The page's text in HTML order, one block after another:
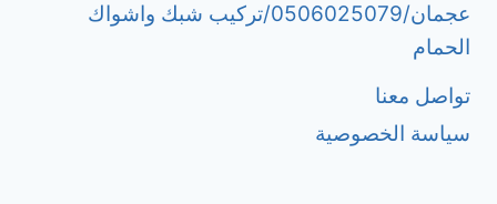
عجمان/0506025079/تركيب شبك واشواك
الحمام
تواصل معنا
سياسة الخصوصية